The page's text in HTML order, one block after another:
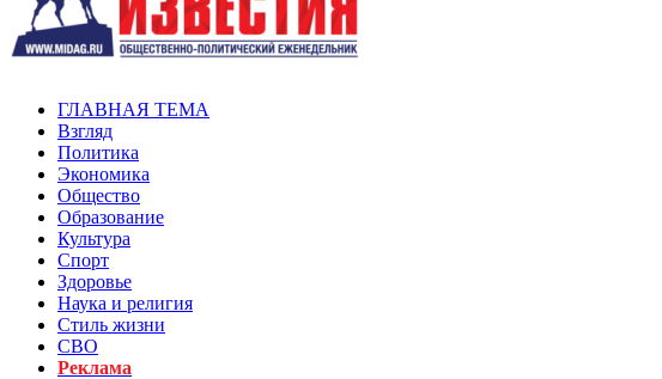
ГЛАВНАЯ ТЕМА
Взгляд
Политика
Экономика
Общество
Образование
Культура
Спорт
Здоровье
Наука и религия
Стиль жизни
СВО
Реклама